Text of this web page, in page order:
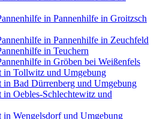
in Pannenhilfe in Groitzsch
in Pannenhilfe in Zeuchfeld
in Teuchern
in Gröben bei Weißenfels
in Tollwitz und Umgebung
Bad Dürrenberg und Umgebung
Oebles-Schlechtewitz und
Wengelsdorf und Umgebung